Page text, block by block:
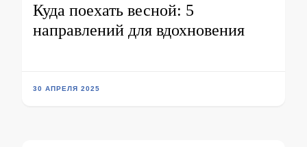
Куда поехать весной: 5
направлений для вдохновения
30 АПРЕЛЯ 2025